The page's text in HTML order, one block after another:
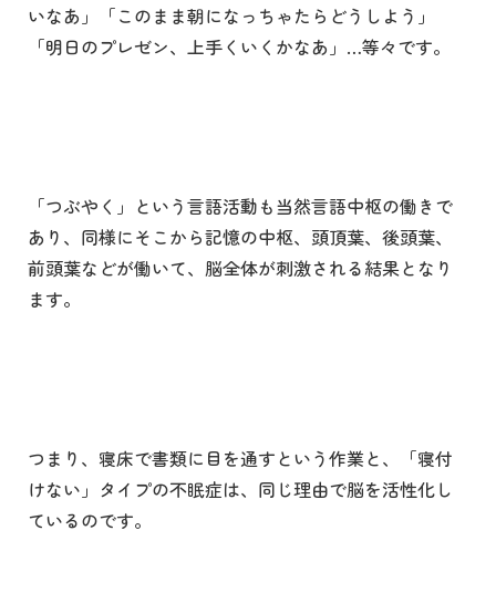
いなあ」「このまま朝になっちゃたらどうしよう」
「明日のプレゼン、上手くいくかなあ」…等々です。
「つぶやく」という言語活動も当然言語中枢の働きで
あり、同様にそこから記憶の中枢、頭頂葉、後頭葉、
前頭葉などが働いて、脳全体が刺激される結果となり
ます。
つまり、寝床で書類に目を通すという作業と、「寝付
けない」タイプの不眠症は、同じ理由で脳を活性化し
ているのです。